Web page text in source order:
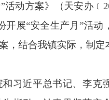
活动方案》（天安办
开展“安全生产月”活动
，结合我镇实际，制定
近平总书记、李克